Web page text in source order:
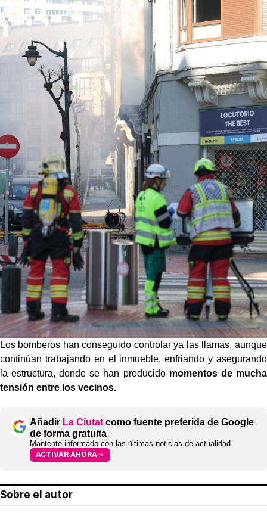
Los bomberos han conseguido controlar ya las llamas, aunque
continúan trabajando en el inmueble, enfriando y asegurando
la estructura, donde se han producido momentos de mucha
tensión entre los vecinos.
Añadir La Ciutat como fuente preferida de Google
de forma gratuita
Mantente informado con las últimas noticias de actualidad
ACTIVAR AHORA
Sobre el autor